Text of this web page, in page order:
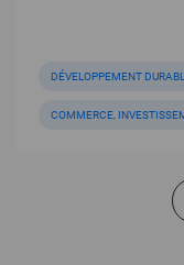
DÉVELOPPEMENT
COMMERCE,